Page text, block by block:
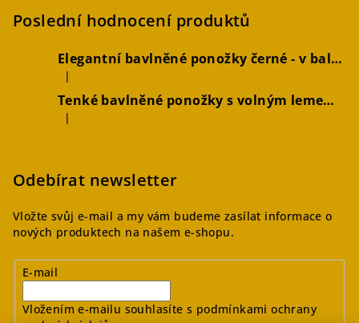
Poslední hodnocení produktů
Elegantní bavlněné ponožky černé - v balení 2 párů
Hodnocení produktu je 5 z 5 hvězdiček.
|
Tenké bavlněné ponožky s volným lemem hořčicové, 2 páry
Hodnocení produktu je 4 z 5 hvězdiček.
|
Odebírat newsletter
Vložte svůj e-mail a my vám budeme zasílat informace o
nových produktech na našem e-shopu.
E-mail
Vložením e-mailu souhlasíte s podmínkami ochrany